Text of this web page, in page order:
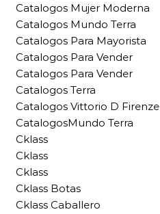
Catalogos Mujer Moderna
Catalogos Mundo Terra
Catalogos Para Mayorista
Catalogos Para Vender
Catalogos Para Vender
Catalogos Terra
Catalogos Vittorio D Firenze
CatalogosMundo Terra
Cklass
Cklass
Cklass
Cklass Botas
Cklass Caballero